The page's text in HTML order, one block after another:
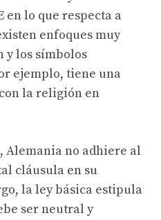
en lo que respecta a
enfoques muy
y los símbolos
ejemplo, tiene una
la religión en
Alemania no adhiere al
cláusula en su
la ley básica estipula
ser neutral y